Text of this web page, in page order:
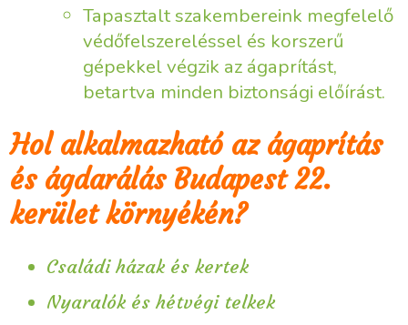
Tapasztalt szakembereink megfelelő
védőfelszereléssel és korszerű
gépekkel végzik az ágaprítást,
betartva minden biztonsági előírást.
Hol alkalmazható az ágaprítás
és ágdarálás Budapest 22.
kerület környékén?
Családi házak és kertek
Nyaralók és hétvégi telkek